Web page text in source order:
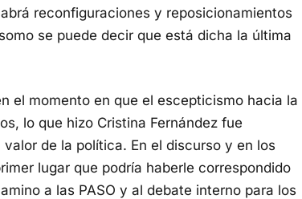
reconfiguraciones y reposicionamientos
se puede decir que está dicha la última
el momento en que el escepticismo hacia la
lo que hizo Cristina Fernández fue
de la política. En el discurso y en los
lugar que podría haberle correspondido
a las PASO y al debate interno para los